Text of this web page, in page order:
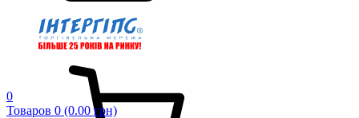
0
Товаров 0 (0.00 грн)